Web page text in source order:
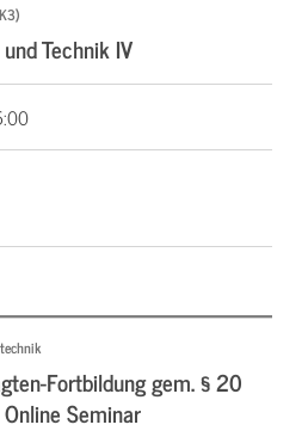
Technik IV
Fortbildung gem. § 20
Seminar